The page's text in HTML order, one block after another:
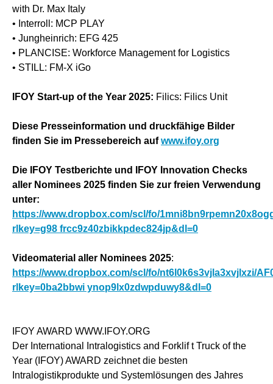
with Dr. Max Italy
• Interroll: MCP PLAY
• Jungheinrich: EFG 425
• PLANCISE: Workforce Management for Logistics
• STILL: FM-X iGo
IFOY Start-up of the Year 2025: Filics: Filics Unit
Diese Presseinformation und druckfähige Bilder
finden Sie im Pressebereich auf www.ifoy.org
Die IFOY Testberichte und IFOY Innovation Checks
aller Nominees 2025 finden Sie zur freien Verwendung
unter:
https://www.dropbox.com/scl/fo/
rlkey=g98 frcc9z40zbikkpdec824jp&dl=0
Videomaterial aller Nominees 2025:
https://www.dropbox.com/scl/fo/nt6l0k6s3vjla3xvjlxzi/
rlkey=0ba2bbwi ynop9lx0zdwpduwy8&dl=0
IFOY AWARD WWW.IFOY.ORG
Der International Intralogistics and Forklif t Truck of the
Year (IFOY) AWARD zeichnet die besten
Intralogistikprodukte und Systemlösungen des Jahres